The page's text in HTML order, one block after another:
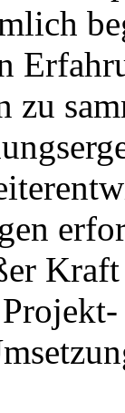
zu